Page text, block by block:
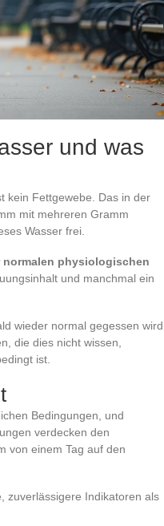
und was
kein Fettgewebe. Das in der
mit mehreren Gramm
Wasser frei.
physiologischen
und manchmal ein
wieder normal gegessen wird,
die dies nicht wissen,
ist.
Bedingungen, und
verdecken den
von einem Tag auf den
zuverlässigere Indikatoren als